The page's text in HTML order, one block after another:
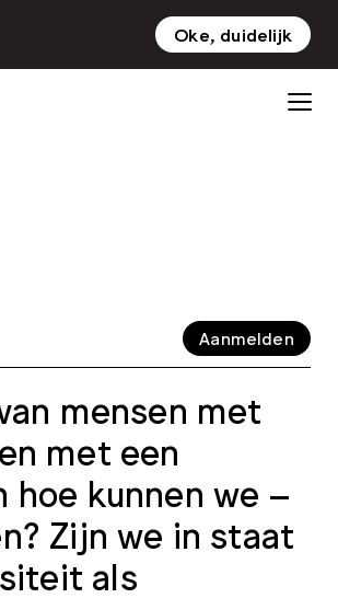
NL EN
Aanmelden
mensen met
met een
hoe kunnen we –
Zijn we in staat
als
Oke, duidelijk